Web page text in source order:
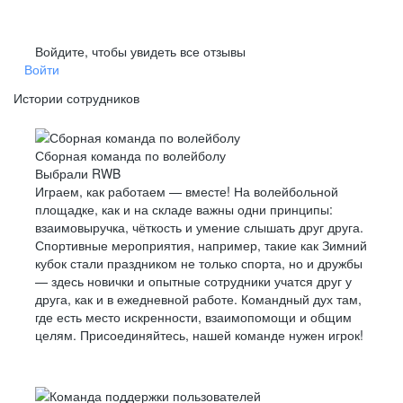
Войдите, чтобы увидеть все отзывы
Войти
Истории сотрудников
Сборная команда по волейболу
Выбрали RWB
Играем, как работаем — вместе! На волейбольной
площадке, как и на складе важны одни принципы:
взаимовыручка, чёткость и умение слышать друг друга.
Спортивные мероприятия, например, такие как Зимний
кубок стали праздником не только спорта, но и дружбы
— здесь новички и опытные сотрудники учатся друг у
друга, как и в ежедневной работе. Командный дух там,
где есть место искренности, взаимопомощи и общим
целям. Присоединяйтесь, нашей команде нужен игрок!